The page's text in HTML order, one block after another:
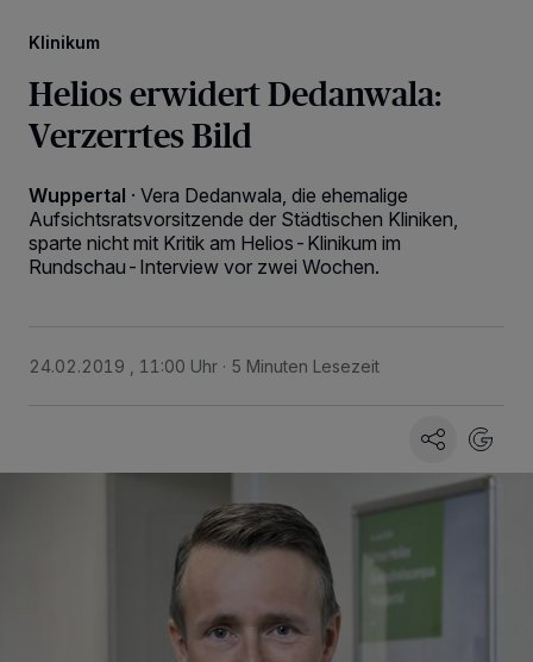
Klinikum
Helios erwidert Dedanwala:
Verzerrtes Bild
Wuppertal · Vera Dedanwala, die ehemalige
Aufsichtsratsvorsitzende der Städtischen Kliniken,
sparte nicht mit Kritik am Helios-Klinikum im
Rundschau-Interview vor zwei Wochen.
24.02.2019 , 11:00 Uhr 5 Minuten Lesezeit